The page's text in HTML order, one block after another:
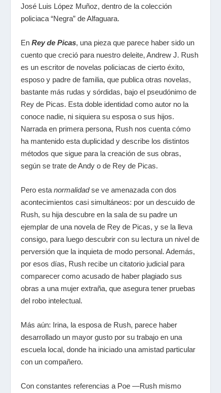
José Luis López Muñoz, dentro de la colección
policiaca “Negra” de Alfaguara.
EnRey de Picas, una pieza que parece haber sido un
cuento que creció para nuestro deleite, Andrew J. Rush
es un escritor de novelas policiacas de cierto éxito,
esposo y padre de familia, que publica otras novelas,
bastante más rudas y sórdidas, bajo el pseudónimo de
Rey de Picas. Esta doble identidad como autor no la
conoce nadie, ni siquiera su esposa o sus hijos.
Narrada en primera persona, Rush nos cuenta cómo
ha mantenido esta duplicidad y describe los distintos
métodos que sigue para la creación de sus obras,
según se trate de Andy o de Rey de Picas.
Pero estanormalidadse ve amenazada con dos
acontecimientos casi simultáneos: por un descuido de
Rush, su hija descubre en la sala de su padre un
ejemplar de una novela de Rey de Picas, y se la lleva
consigo, para luego descubrir con su lectura un nivel de
perversión que la inquieta de modo personal. Además,
por esos días, Rush recibe un citatorio judicial para
comparecer como acusado de haber plagiado sus
obras a una mujer extraña, que asegura tener pruebas
del robo intelectual.
Más aún: Irina, la esposa de Rush, parece haber
desarrollado un mayor gusto por su trabajo en una
escuela local, donde ha iniciado una amistad particular
con un compañero.
Con constantes referencias a Poe —Rush mismo